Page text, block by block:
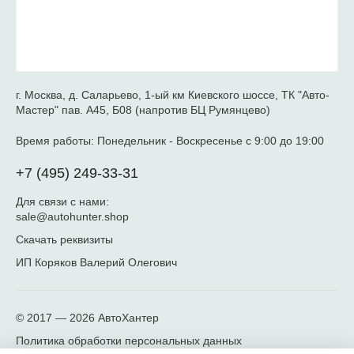
г. Москва, д. Саларьево, 1-ый км Киевского шоссе, ТК "Авто-
Мастер" пав. А45, Б08 (напротив БЦ Румянцево)
Время работы: Понедельник - Воскресенье с 9:00 до 19:00
+7 (495) 249-33-31
Для связи с нами:
sale@autohunter.shop
Скачать реквизиты
ИП Коряков Валерий Олегович
© 2017 — 2026 АвтоХантер
Политика обработки персональных данных